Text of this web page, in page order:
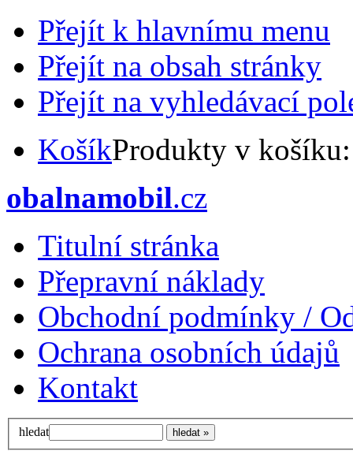
Přejít k hlavnímu menu
Přejít na obsah stránky
Přejít na vyhledávací
KošíkProdukty v
obalnamobil.cz
Titulní stránka
Přepravní náklady
Obchodní podmínky /
Ochrana osobních údajů
Kontakt
hledat